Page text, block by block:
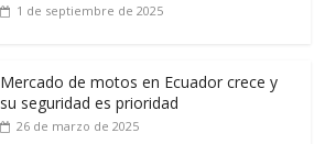
1 de septiembre de 2025
Mercado de motos en Ecuador crece y
su seguridad es prioridad
26 de marzo de 2025